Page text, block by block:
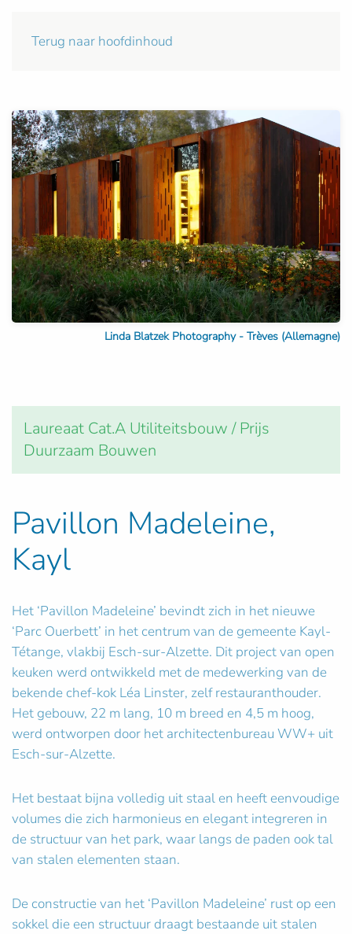
Terug naar hoofdinhoud
Linda Blatzek Photography - Trèves (Allemagne)
Laureaat Cat.A Utiliteitsbouw / Prijs
Duurzaam Bouwen
Pavillon Madeleine,
Kayl
Het ‘Pavillon Madeleine’ bevindt zich in het nieuwe
‘Parc Ouerbett’ in het centrum van de gemeente Kayl-
Tétange, vlakbij Esch-sur-Alzette. Dit project van open
keuken werd ontwikkeld met de medewerking van de
bekende chef-kok Léa Linster, zelf restauranthouder.
Het gebouw, 22 m lang, 10 m breed en 4,5 m hoog,
werd ontworpen door het architectenbureau WW+ uit
Esch-sur-Alzette.
Het bestaat bijna volledig uit staal en heeft eenvoudige
volumes die zich harmonieus en elegant integreren in
de structuur van het park, waar langs de paden ook tal
van stalen elementen staan.
De constructie van het ‘Pavillon Madeleine’ rust op een
sokkel die een structuur draagt bestaande uit stalen